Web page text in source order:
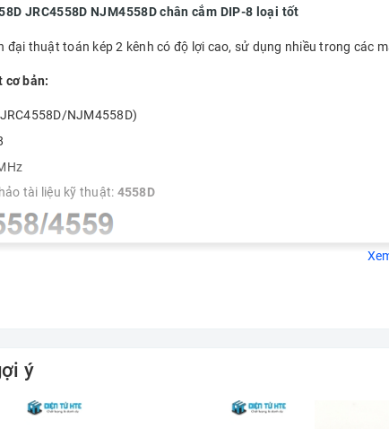
JRC4558D NJM4558D chân cắm DIP-8 loại tốt
đại thuật toán kép 2 kênh có độ lợi cao, sử dụng nhiều trong các
cơ bản:
NJM4558D)
tài liệu kỹ thuật: 4558D
ý